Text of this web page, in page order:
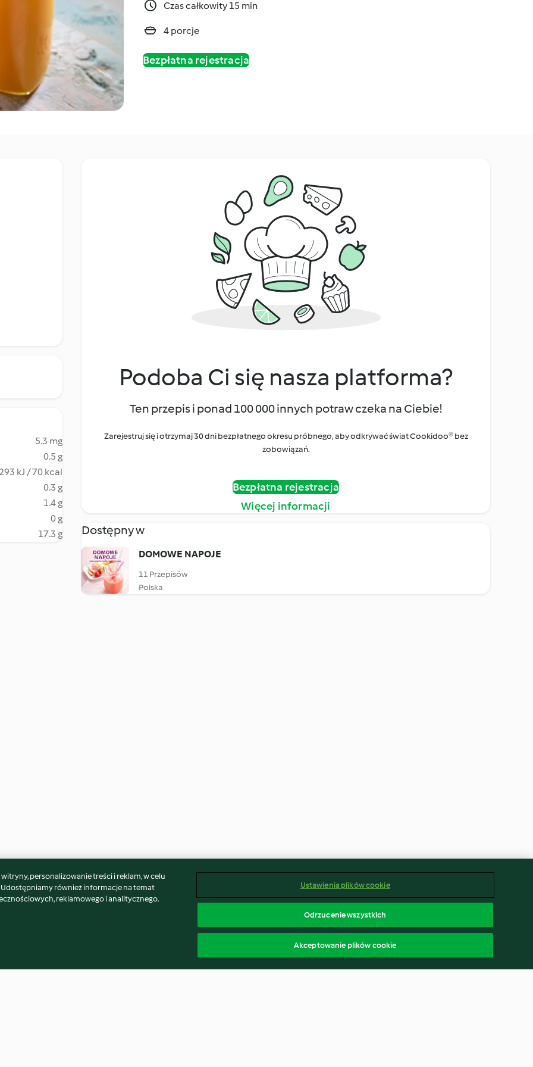
Czas całkowity 15 min
4 porcje
Bezpłatna rejestracja
5.3 mg
0.5 g
kJ / 70 kcal
0.3 g
1.4 g
0 g
17.3 g
Podoba Ci się nasza platforma?
Ten przepis i ponad 100 000 innych potraw czeka na Ciebie!
Zarejestruj się i otrzymaj 30 dni bezpłatnego okresu próbnego, aby odkrywać świat Cookidoo® bez
zobowiązań.
Bezpłatna rejestracja
Więcej informacji
Dostępny w
DOMOWE NAPOJE
11 Przepisów
Polska
personalizowanie treści i reklam, w celu
również informacje na temat
reklamowego i analitycznego.
Ustawienia plików cookie
Odrzucenie wszystkich
Akceptowanie plików cookie